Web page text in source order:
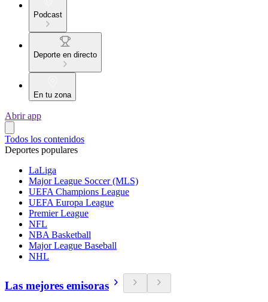
Podcast
Deporte en directo
En tu zona
Abrir app
Todos los contenidos
Deportes populares
LaLiga
Major League Soccer (MLS)
UEFA Champions League
UEFA Europa League
Premier League
NFL
NBA Basketball
Major League Baseball
NHL
Las mejores emisoras